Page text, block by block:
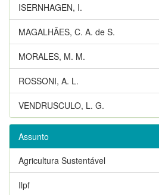
ISERNHAGEN, I.
MAGALHÃES, C. A. de S.
MORALES, M. M.
ROSSONI, A. L.
VENDRUSCULO, L. G.
Assunto
Agricultura Sustentável
Ilpf